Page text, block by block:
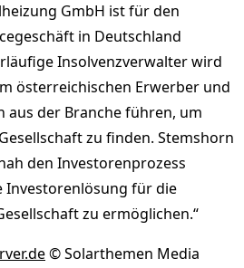
GmbH ist für den
in Deutschland
Insolvenzverwalter wird
österreichischen Erwerber und
aus der Branche führen, um
zu finden. Stemshorn
den Investorenprozess
Investorenlösung für die
zu ermöglichen.“
© Solarthemen Media